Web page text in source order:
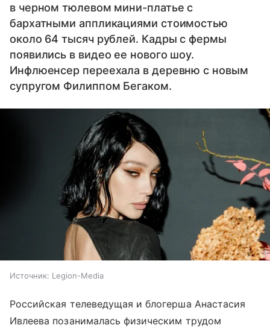
в черном тюлевом мини-платье с
бархатными аппликациями стоимостью
около 64 тысяч рублей. Кадры с фермы
появились в видео ее нового шоу.
Инфлюенсер переехала в деревню с новым
супругом Филиппом Бегаком.
Источник: Legion-Media
Российская телеведущая и блогерша Анастасия
Ивлеева позанималась физическим трудом